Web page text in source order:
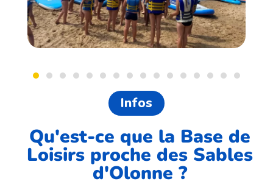
Infos
Qu'est-ce que la Base de
Loisirs proche des Sables
d'Olonne ?